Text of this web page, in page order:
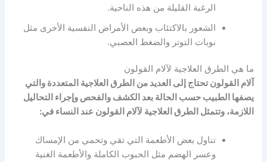
الرغبة القليلة من هذه الناحية.
الشعور بالاكتئاب وبعض الأمراض النفسية الأخرى مثل
نوبات التوتر والضغط العصبي.
ما هي الطرق العلاجية لآلام القولون
آلام القولون تحتاج إلى العديد من الطرق العلاجية المتعددة والتي
يصفها الطبيب حسب الحالة بعد الكشف والفحص وإجراء التحاليل
اللازمة، وتتمثل الطرق العلاجية لآلام القولون عند النساء في:
تناول بعض الأطعمة التي تقي وتحمي من الإمساك
وعسر الهضم مثل الحبوب الكاملة والأطعمة الغنية